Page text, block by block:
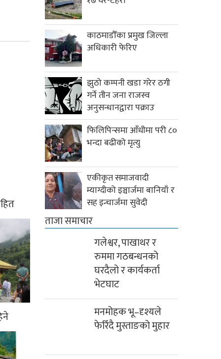
काठमाडौँका प्रमुख जिल्ला
अधिकारी फेरिए
झुठो कम्पनी खडा गरेर ठगी
गर्ने तीन जना राजस्व
अनुसन्धानद्वारा पक्राउ
फिलिपिन्समा आँधीमा परी ८०
भन्दा बढीको मृत्यु
एकीकृत समाजवादी
म्याग्दीको इञ्चार्जमा बानियाँ र
सह इन्चार्जमा सुवेदी
ताजा समाचार
गलेश्वर, पाखाथर र
रुममा गठबन्धनको
घरदैलो र कार्यकर्ता
भेटघाट
मनमोहक भू–दृश्यले
फेरिँदै मुस्ताङको मुहार